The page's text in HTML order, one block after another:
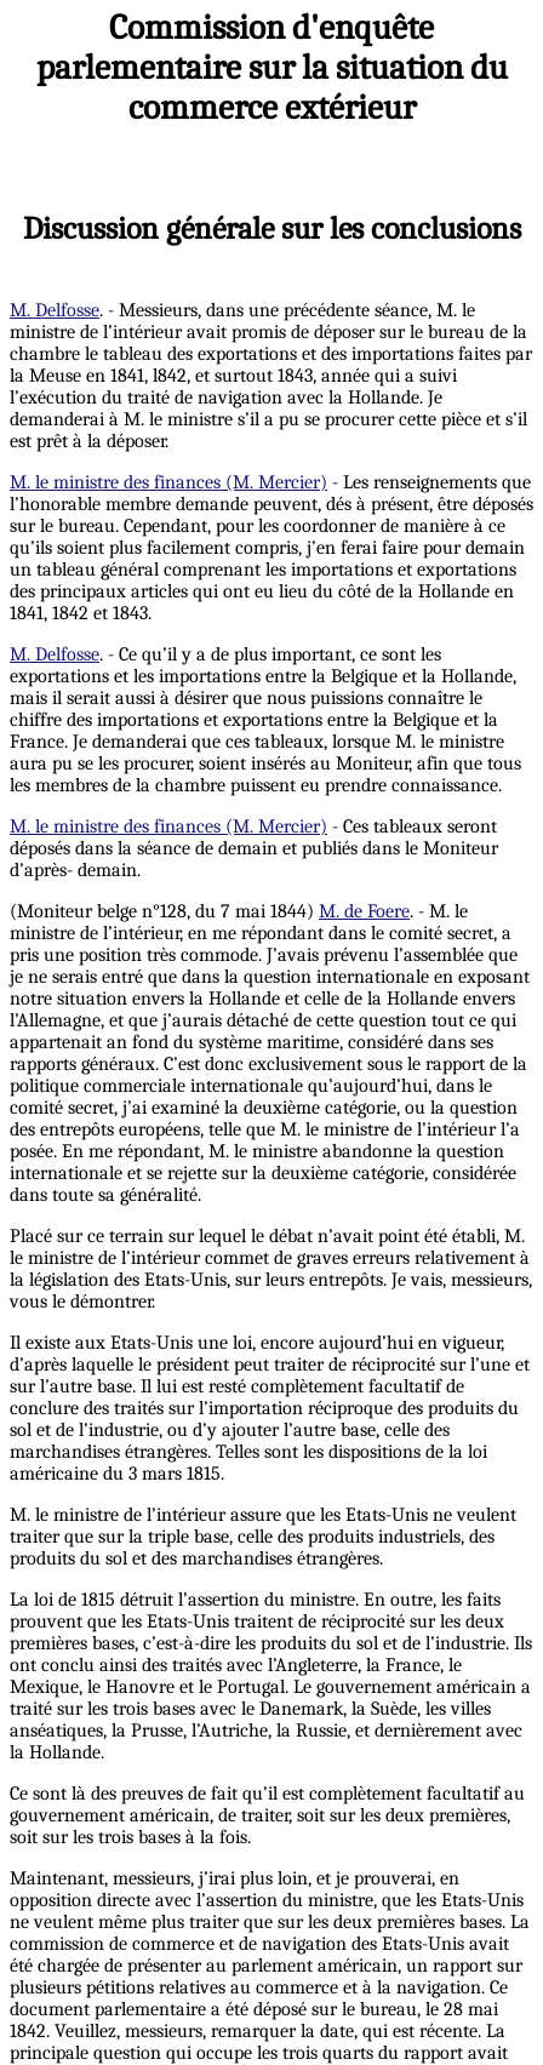
Commission d'enquête
parlementaire sur la situation du
commerce extérieur
Discussion générale sur les conclusions
M. Delfosse. - Messieurs, dans une précédente séance, M. le
ministre de l’intérieur avait promis de déposer sur le bureau de la
chambre le tableau des exportations et des importations faites par
la Meuse en 1841, l842, et surtout 1843, année qui a suivi
l’exécution du traité de navigation avec la Hollande. Je
demanderai à M. le ministre s’il a pu se procurer cette pièce et s’il
est prêt à la déposer.
M. le ministre des finances (M. Mercier) - Les renseignements que
l’honorable membre demande peuvent, dés à présent, être déposés
sur le bureau. Cependant, pour les coordonner de manière à ce
qu’ils soient plus facilement compris, j’en ferai faire pour demain
un tableau général comprenant les importations et exportations
des principaux articles qui ont eu lieu du côté de la Hollande en
1841, 1842 et 1843.
M. Delfosse. - Ce qu’il y a de plus important, ce sont les
exportations et les importations entre la Belgique et la Hollande,
mais il serait aussi à désirer que nous puissions connaître le
chiffre des importations et exportations entre la Belgique et la
France. Je demanderai que ces tableaux, lorsque M. le ministre
aura pu se les procurer, soient insérés au Moniteur, afin que tous
les membres de la chambre puissent eu prendre connaissance.
M. le ministre des finances (M. Mercier) - Ces tableaux seront
déposés dans la séance de demain et publiés dans le Moniteur
d’après- demain.
(Moniteur belge n°128, du 7 mai 1844) M. de Foere. - M. le
ministre de l’intérieur, en me répondant dans le comité secret, a
pris une position très commode. J’avais prévenu l’assemblée que
je ne serais entré que dans la question internationale en exposant
notre situation envers la Hollande et celle de la Hollande envers
l’Allemagne, et que j’aurais détaché de cette question tout ce qui
appartenait an fond du système maritime, considéré dans ses
rapports généraux. C’est donc exclusivement sous le rapport de la
politique commerciale internationale qu’aujourd’hui, dans le
comité secret, j’ai examiné la deuxième catégorie, ou la question
des entrepôts européens, telle que M. le ministre de l’intérieur l’a
posée. En me répondant, M. le ministre abandonne la question
internationale et se rejette sur la deuxième catégorie, considérée
dans toute sa généralité.
Placé sur ce terrain sur lequel le débat n’avait point été établi, M.
le ministre de l’intérieur commet de graves erreurs relativement à
la législation des Etats-Unis, sur leurs entrepôts. Je vais, messieurs,
vous le démontrer.
Il existe aux Etats-Unis une loi, encore aujourd’hui en vigueur,
d’après laquelle le président peut traiter de réciprocité sur l’une et
sur l’autre base. Il lui est resté complètement facultatif de
conclure des traités sur l’importation réciproque des produits du
sol et de l’industrie, ou d’y ajouter l’autre base, celle des
marchandises étrangères. Telles sont les dispositions de la loi
américaine du 3 mars 1815.
M. le ministre de l’intérieur assure que les Etats-Unis ne veulent
traiter que sur la triple base, celle des produits industriels, des
produits du sol et des marchandises étrangères.
La loi de 1815 détruit l’assertion du ministre. En outre, les faits
prouvent que les Etats-Unis traitent de réciprocité sur les deux
premières bases, c’est-à-dire les produits du sol et de l’industrie. Ils
ont conclu ainsi des traités avec l’Angleterre, la France, le
Mexique, le Hanovre et le Portugal. Le gouvernement américain a
traité sur les trois bases avec le Danemark, la Suède, les villes
anséatiques, la Prusse, l’Autriche, la Russie, et dernièrement avec
la Hollande.
Ce sont là des preuves de fait qu’il est complètement facultatif au
gouvernement américain, de traiter, soit sur les deux premières,
soit sur les trois bases à la fois.
Maintenant, messieurs, j’irai plus loin, et je prouverai, en
opposition directe avec l’assertion du ministre, que les Etats-Unis
ne veulent même plus traiter que sur les deux premières bases. La
commission de commerce et de navigation des Etats-Unis avait
été chargée de présenter au parlement américain, un rapport sur
plusieurs pétitions relatives au commerce et à la navigation. Ce
document parlementaire a été déposé sur le bureau, le 28 mai
1842. Veuillez, messieurs, remarquer la date, qui est récente. La
principale question qui occupe les trois quarts du rapport avait